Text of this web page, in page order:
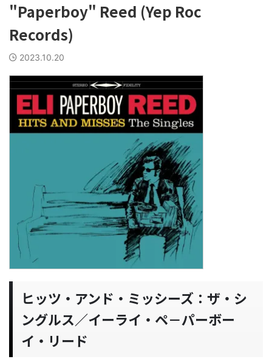
"Paperboy" Reed (Yep Roc
Records)
2023.10.20
ヒッツ・アンド・ミッシーズ：ザ・シ
ングルス／イーライ・ペ－パーボー
イ・リード